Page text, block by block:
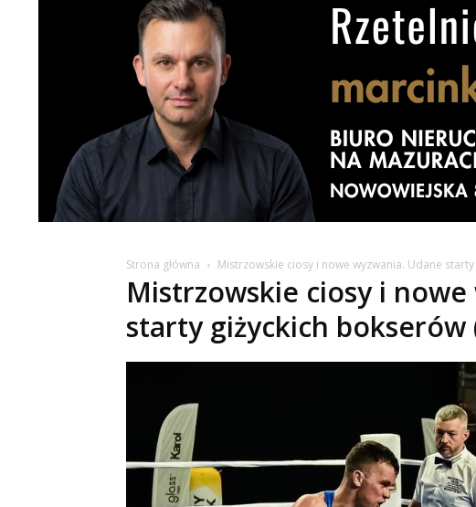
Strona główna Mistrzowskie ciosy i nowe wyzwania. Udane
Mistrzowskie ciosy i
starty giżyckich bokserów